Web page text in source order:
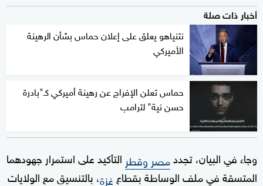
أخبار ذات صلة
نتنياهو يعلق على إعلان حماس بشأن الرهينة
الأميركي
حماس تعلن الإفراج عن رهينة أميركي كـ"بادرة
حسن نية" لترامب
وجاء في البيان، تجددمصر وقطر التأكيد على استمرار جهودهما
المتسقة في ملف الوساطة بقطاع غزة، بالتنسيق مع الولايات